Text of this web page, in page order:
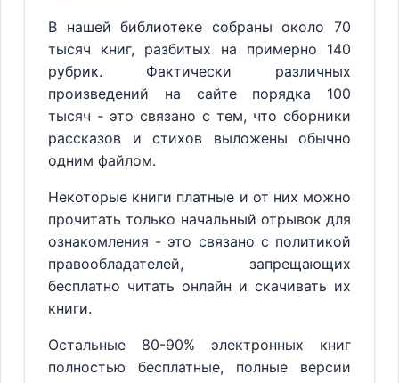
В нашей библиотеке собраны около 70
тысяч книг, разбитых на примерно 140
рубрик. Фактически различных
произведений на сайте порядка 100
тысяч - это связано с тем, что сборники
рассказов и стихов выложены обычно
одним файлом.
Некоторые книги платные и от них можно
прочитать только начальный отрывок для
ознакомления - это связано с политикой
правообладателей, запрещающих
бесплатно читать онлайн и скачивать их
книги.
Остальные 80-90% электронных книг
полностью бесплатные, полные версии